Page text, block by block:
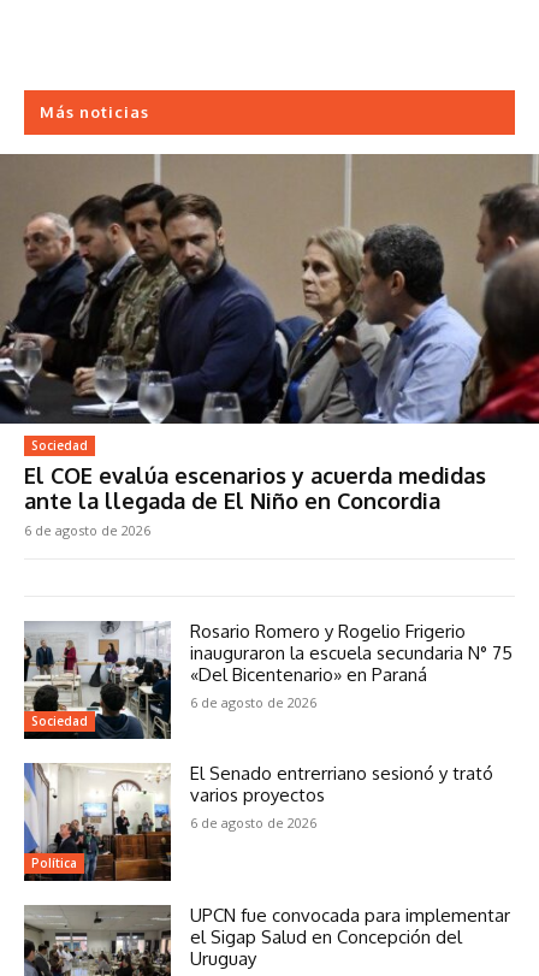
Más noticias
Sociedad
El COE evalúa escenarios y acuerda medidas
ante la llegada de El Niño en Concordia
6 de agosto de 2026
Sociedad
Rosario Romero y Rogelio Frigerio
inauguraron la escuela secundaria N° 75
«Del Bicentenario» en Paraná
6 de agosto de 2026
Política
El Senado entrerriano sesionó y trató
varios proyectos
6 de agosto de 2026
UPCN fue convocada para implementar
el Sigap Salud en Concepción del
Uruguay